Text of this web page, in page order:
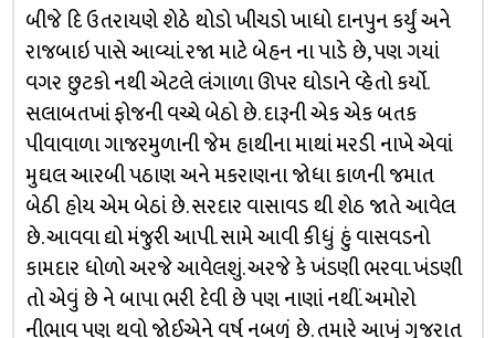
બીજે દિ ઉતરાયણે શેઠે થોડો ખીચડો ખાધો દાનપુન કર્યું અને
રાજબાઇ પાસે આવ્યાં. રજા માટે બેહન ના પાડે છે, પણ ગયાં
વગર છુટકો નથી એટલે લંગાળા ઊપર ઘોડાને વ્હેતો કર્યો.
સલાબતખાં ફોજની વચ્ચે બેઠો છે. દારૂની એક એક બતક
પીવાવાળા ગાજરમુળાની જેમ હાથીના માથાં મરડી નાખે એવાં
મુઘલ આરબી પઠાણ અને મકરાણના જોધા કાળની જમાત
બેઠી હોય એમ બેઠાં છે. સરદાર વાસાવડ થી શેઠ જાતે આવેલ
છે. આવવા દ્યો મંજુરી આપી. સામે આવી કીધું હું વાસવડનો
કામદાર ધોળો અરજે આવેલશું. અરજે કે ખંડણી ભરવા. ખંડણી
તો એવું છે ને બાપા ભરી દેવી છે પણ નાણાં નથીં. અમોરો
નીભાવ પણ થવો જોઈએને વર્ષ નબળું છે. તમારે આખું ગુજરાત